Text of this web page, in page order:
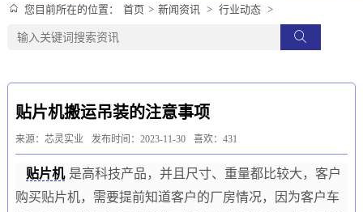
您目前所在的位置： 首页 > 新闻资讯 > 行业动态 >
贴片机搬运吊装的注意事项
来源：芯灵实业 发布时间：2023-11-30 喜欢：431
贴片机 是高科技产品，并且尺寸、重量都比较大，客户
购买贴片机，需要提前知道客户的厂房情况，因为客户车